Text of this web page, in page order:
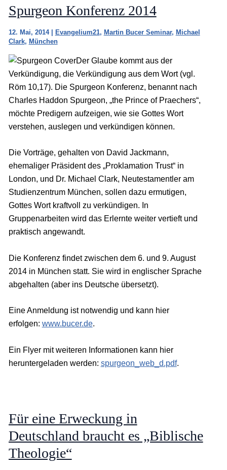
Spurgeon Konferenz 2014
12. Mai, 2014 | Evangelium21, Martin Bucer Seminar, Michael
Clark, München
Der Glaube kommt aus der
Verkündigung, die Verkündigung aus dem Wort (vgl.
Röm 10,17). Die Spurgeon Konferenz, benannt nach
Charles Haddon Spurgeon, „the Prince of Praechers“,
möchte Predigern aufzeigen, wie sie Gottes Wort
verstehen, auslegen und verkündigen können.
Die Vorträge, gehalten von David Jackmann,
ehemaliger Präsident des „Proklamation Trust“ in
London, und Dr. Michael Clark, Neutestamentler am
Studienzentrum München, sollen dazu ermutigen,
Gottes Wort kraftvoll zu verkündigen. In
Gruppenarbeiten wird das Erlernte weiter vertieft und
praktisch angewandt.
Die Konferenz findet zwischen dem 6. und 9. August
2014 in München statt. Sie wird in englischer Sprache
abgehalten (aber ins Deutsche übersetzt).
Eine Anmeldung ist notwendig und kann hier
erfolgen: www.bucer.de.
Ein Flyer mit weiteren Informationen kann hier
heruntergeladen werden: spurgeon_web_d.pdf.
Für eine Erweckung in
Deutschland braucht es „Biblische
Theologie“